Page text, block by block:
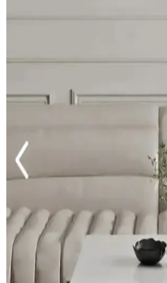
ayak sağlığınızı koruyan ideal
Polo Ev Terliği: Şıklık
Modern Ev Giyim
Polo ev terliği, şık tasarımı ve
çıkan modern bir tercihtir.
kullanımıyla evde ve hafif dış
Zara Home Ev
Konforu Bir Arada
Zara Home, estetik, kalite ve
ürün yelpazesiyle ev
alanlarınızı güzelleştirir.